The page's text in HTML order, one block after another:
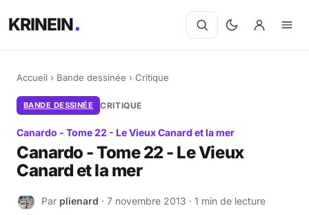
KRINEIN
Accueil › Bande dessinée › Critique
BANDE DESSINÉE CRITIQUE
Canardo - Tome 22 - Le Vieux Canard et la mer
Canardo - Tome 22 - Le Vieux
Canard et la mer
P Par plienard · 7 novembre 2013 · 1 min de lecture